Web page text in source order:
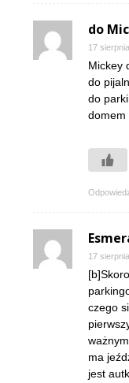
do
17
Mickey
do
do
domem
17
czego
ma
jest